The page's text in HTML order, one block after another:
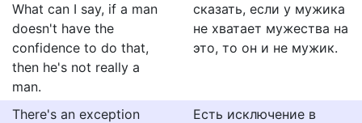
What can I say, if a man
doesn't have the
confidence to do that,
then he's not really a
man.
сказать, если у мужика
не хватает мужества на
это, то он и не мужик.
There's an exception
Есть исключение в